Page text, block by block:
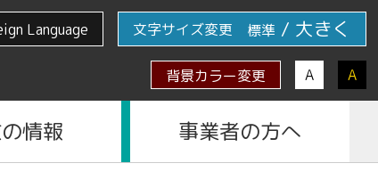
Language 文字サイズ変更 標準 / 大きく
背景カラー変更 A A
情報 事業者の方へ